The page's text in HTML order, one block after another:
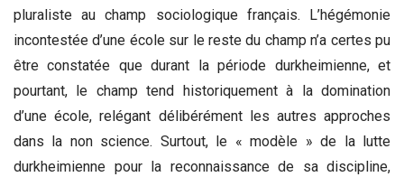
pluraliste au champ sociologique français. L’hégémonie
incontestée d’une école sur le reste du champ n’a certes pu
être constatée que durant la période durkheimienne, et
pourtant, le champ tend historiquement à la domination
d’une école, relégant délibérément les autres approches
dans la non science. Surtout, le « modèle » de la lutte
durkheimienne pour la reconnaissance de sa discipline,